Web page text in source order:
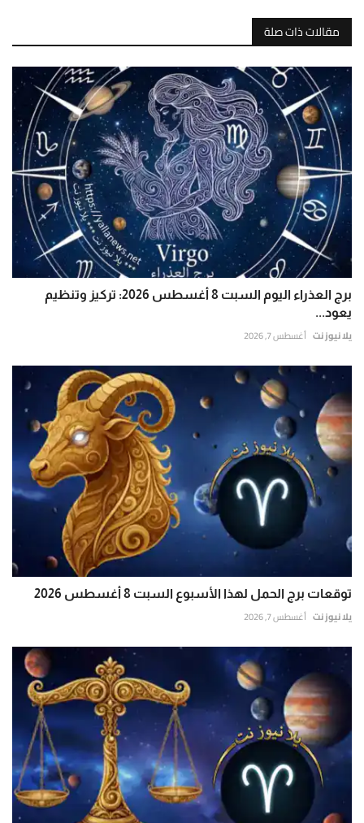
مقالات ذات صلة
برج العذراء اليوم السبت 8 أغسطس 2026: تركيز وتنظيم
يعود...
يلا نيوز نت أغسطس 7, 2026
توقعات برج الحمل لهذا الأسبوع السبت 8 أغسطس 2026
يلا نيوز نت أغسطس 7, 2026